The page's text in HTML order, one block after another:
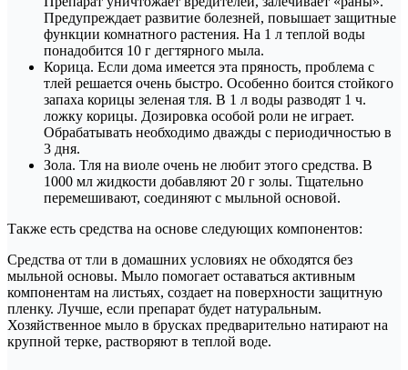
Предупреждает развитие болезней, повышает защитные
функции комнатного растения. На 1 л теплой воды
понадобится 10 г дегтярного мыла.
Корица. Если дома имеется эта пряность, проблема с
тлей решается очень быстро. Особенно боится стойкого
запаха корицы зеленая тля. В 1 л воды разводят 1 ч.
ложку корицы. Дозировка особой роли не играет.
Обрабатывать необходимо дважды с периодичностью в
3 дня.
Зола. Тля на виоле очень не любит этого средства. В
1000 мл жидкости добавляют 20 г золы. Тщательно
перемешивают, соединяют с мыльной основой.
Также есть средства на основе следующих компонентов:
Средства от тли в домашних условиях не обходятся без
мыльной основы. Мыло помогает оставаться активным
компонентам на листьях, создает на поверхности защитную
пленку. Лучше, если препарат будет натуральным.
Хозяйственное мыло в брусках предварительно натирают на
крупной терке, растворяют в теплой воде.